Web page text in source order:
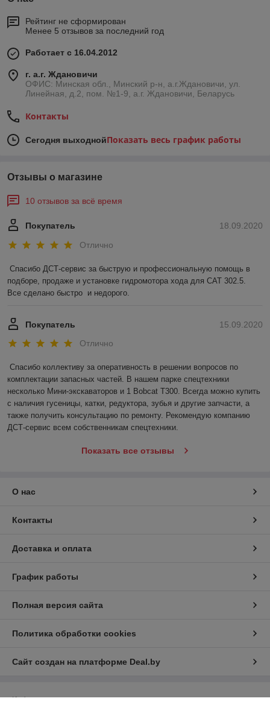
Рейтинг не сформирован
Менее 5 отзывов за последний год
Работает с 16.04.2012
г. а.г. Ждановичи
ОФИС: Минская обл., Минский р-н, а.г.Ждановичи, ул.
Линейная, д.2, пом. №1-9, а.г. Ждановичи, Беларусь
Контакты
Сегодня выходнойПоказать весь график работы
Отзывы о магазине
10 отзывов за всё время
18.09.2020
Покупатель
Отлично
Спасибо ДСТ-сервис за быструю и профессиональную помощь в
подборе, продаже и установке гидромотора хода для САТ 302.5.
Все сделано быстро  и недорого.
15.09.2020
Покупатель
Отлично
Спасибо коллективу за оперативность в решении вопросов по
комплектации запасных частей. В нашем парке спецтехники
несколько Мини-экскаваторов и 1 Bobcat T300. Всегда можно купить
с наличия гусеницы, катки, редуктора, зубья и другие запчасти, а
также получить консультацию по ремонту. Рекомендую компанию
ДСТ-сервис всем собственникам спецтехники.
Показать все отзывы
О нас
Контакты
Доставка и оплата
График работы
Полная версия сайта
Политика обработки cookies
Сайт создан на платформе Deal.by
Информация для покупателя